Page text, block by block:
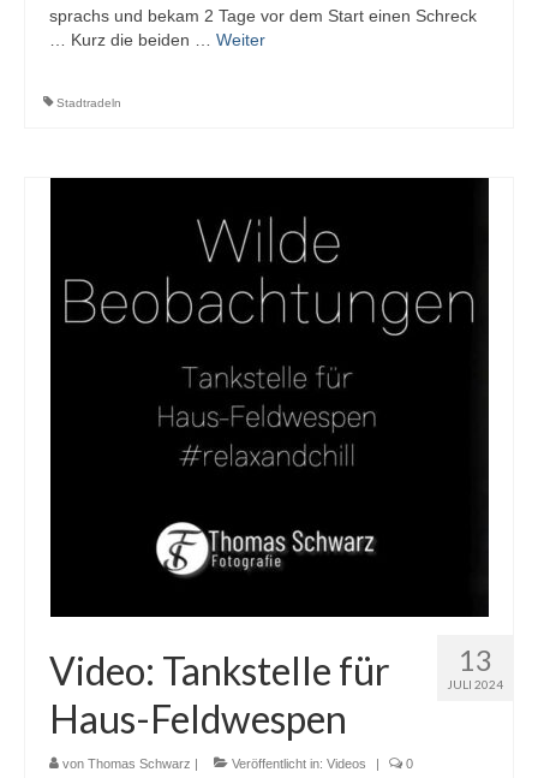
sprachs und bekam 2 Tage vor dem Start einen Schreck
… Kurz die beiden … Weiter
Stadtradeln
13
JULI 2024
Video: Tankstelle für
Haus-Feldwespen
von Thomas Schwarz Veröffentlicht in: Videos 0